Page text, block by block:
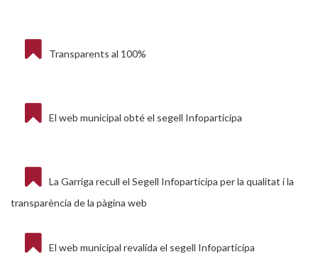
Transparents al 100%
El web municipal obté el segell Infoparticipa
La Garriga recull el Segell Infoparticipa per la qualitat i la
transparència de la pàgina web
El web municipal revalida el segell Infoparticipa